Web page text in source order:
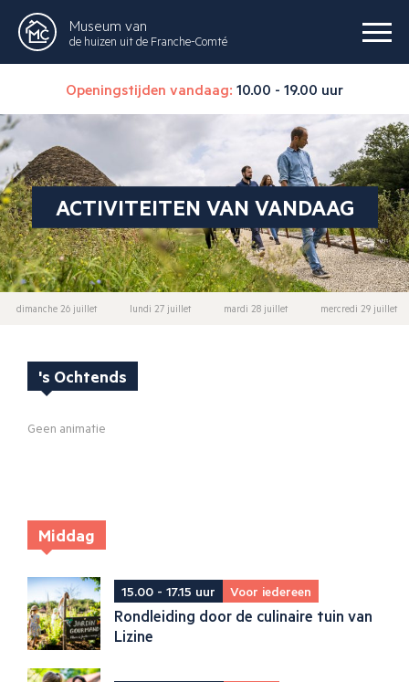
Museum van
de huizen uit de Franche-Comté
Openingstijden vandaag: 10.00 - 19.00 uur
ACTIVITEITEN VAN VANDAAG
dimanche 26 juillet lundi 27 juillet mardi 28 juillet mercredi 29 juillet
's Ochtends
Geen animatie
Middag
15.00 - 17.15 uur Voor iedereen
Rondleiding door de culinaire tuin van
Lizine